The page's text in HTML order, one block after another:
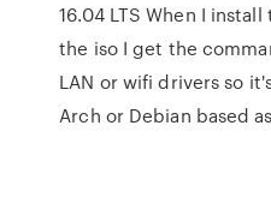
16.04 LTS When I
the iso I get the
LAN or wifi drivers so
Arch or Debian based